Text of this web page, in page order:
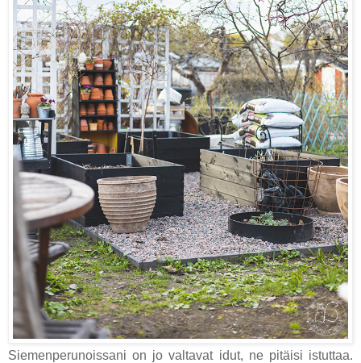
Siemenperunoissani on jo valtavat idut, ne pitäisi istuttaa.